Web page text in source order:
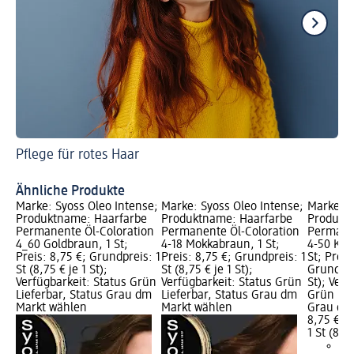
Pflege für rotes Haar
Ähnliche Produkte
Marke: Syoss Oleo Intense;
Produktname: Haarfarbe
Permanente Öl-Coloration
4_60 Goldbraun, 1 St;
Preis: 8,75 €; Grundpreis: 1
St (8,75 € je 1 St);
Verfügbarkeit: Status Grün
Lieferbar, Status Grau dm
Markt wählen
Marke: Syoss Oleo Intense;
Produktname: Haarfarbe
Permanente Öl-Coloration
4-18 Mokkabraun, 1 St;
Preis: 8,75 €; Grundpreis: 1
St (8,75 € je 1 St);
Verfügbarkeit: Status Grün
Lieferbar, Status Grau dm
Markt wählen
Marke:
4-50
St;
St);
Grün
Grau
8,75 €
1 St